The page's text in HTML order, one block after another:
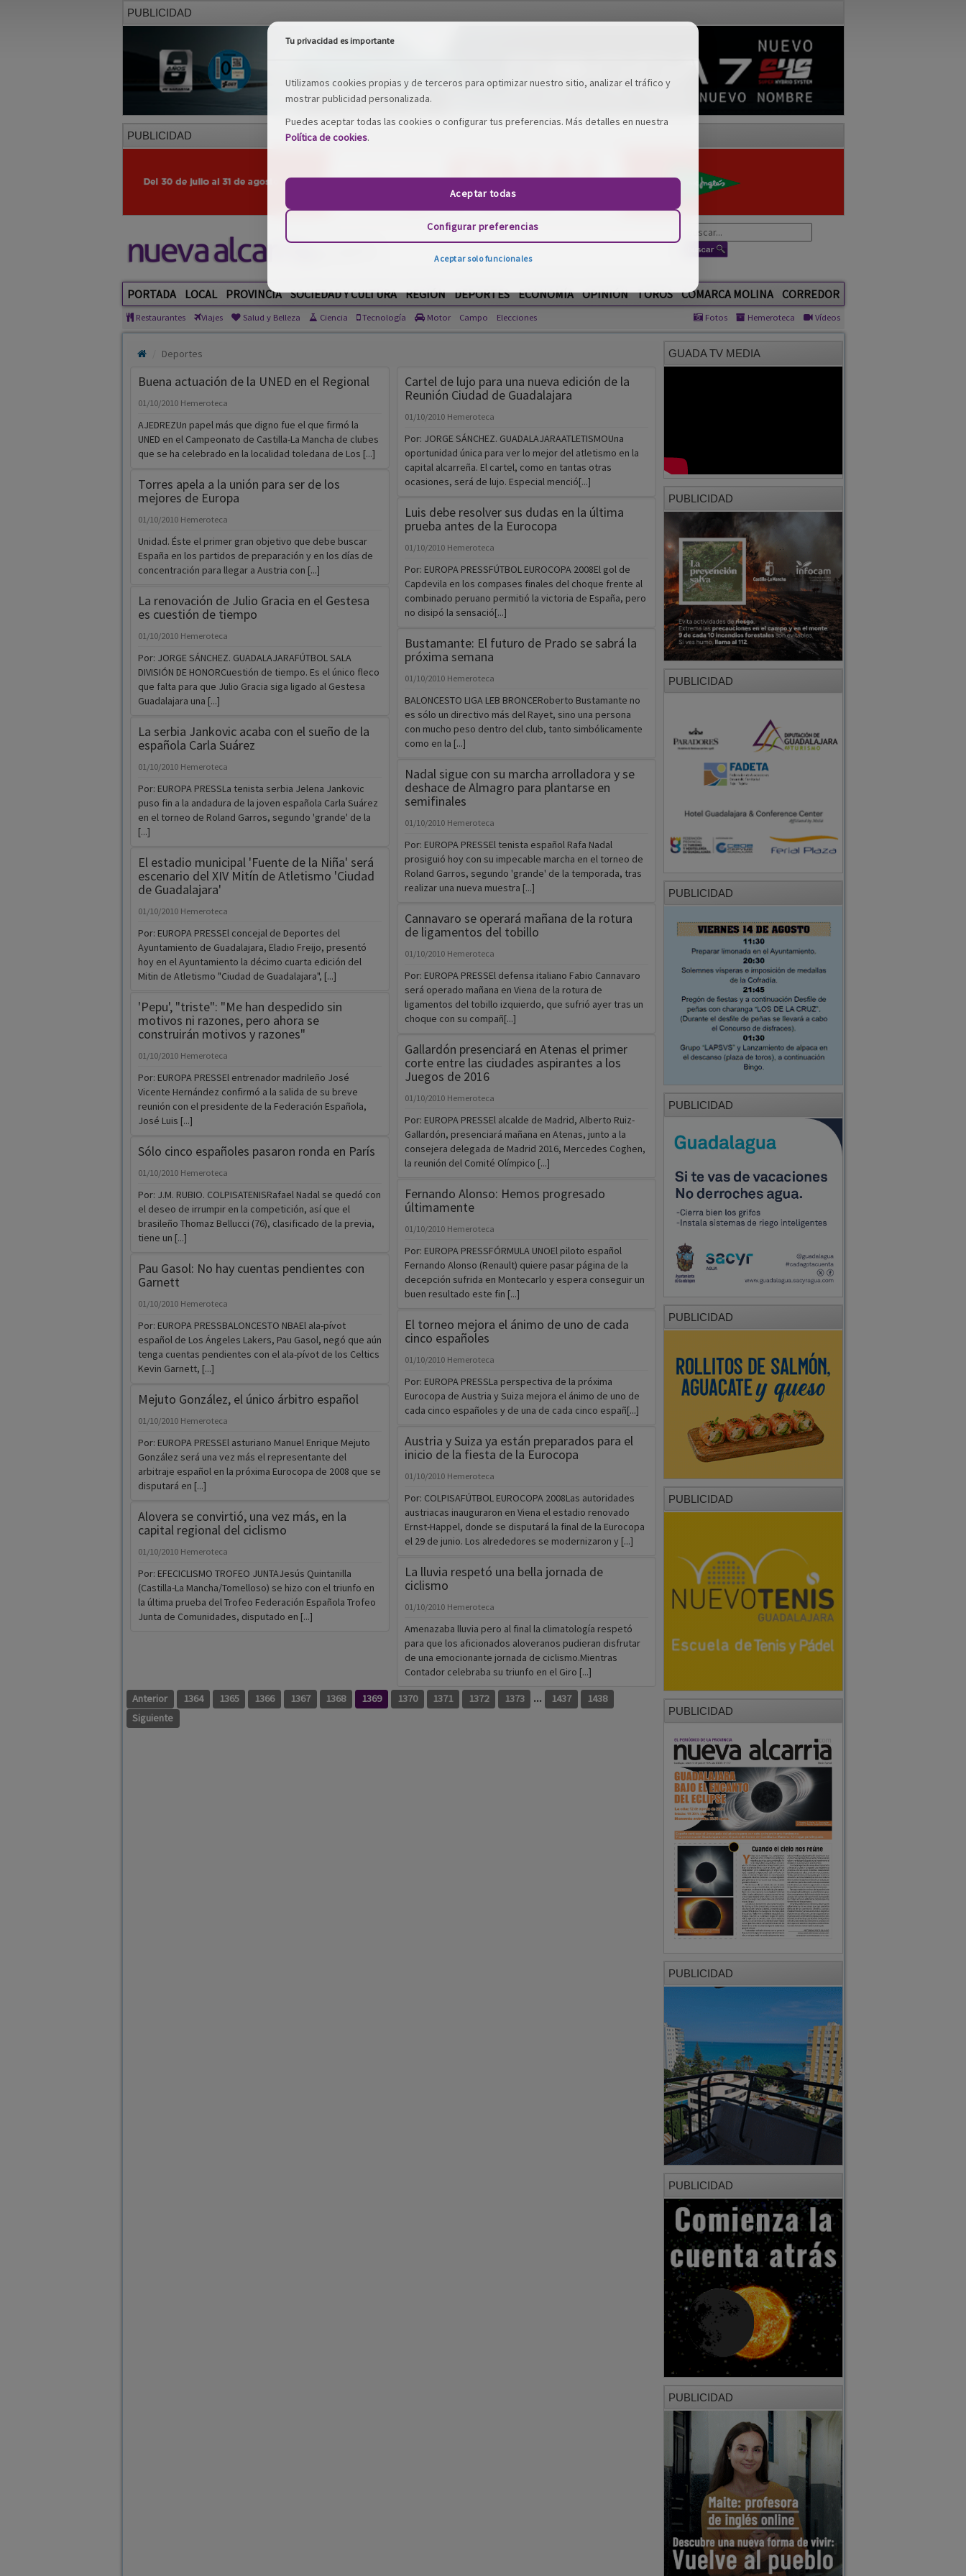
PUBLICIDAD
PUBLICIDAD
PORTADA LOCAL PROVINCIA SOCIEDAD Y CULTURA REGIÓN DEPORTES ECONOMÍA OPINIÓN TOROS COMARCA MOLINA CORREDOR
Restaurantes Viajes Salud y Belleza Ciencia Tecnología Motor Campo Elecciones Fotos Hemeroteca Vídeos
Deportes
Buena actuación de la UNED en el Regional
01/10/2010 Hemeroteca
AJEDREZUn papel más que digno fue el que firmó la
UNED en el Campeonato de Castilla-La Mancha de clubes
que se ha celebrado en la localidad toledana de Los [...]
Torres apela a la unión para ser de los
mejores de Europa
01/10/2010 Hemeroteca
Unidad. Éste el primer gran objetivo que debe buscar
España en los partidos de preparación y en los días de
concentración para llegar a Austria con [...]
La renovación de Julio Gracia en el Gestesa
es cuestión de tiempo
01/10/2010 Hemeroteca
Por: JORGE SÁNCHEZ. GUADALAJARAFÚTBOL SALA
DIVISIÓN DE HONORCuestión de tiempo. Es el único fleco
que falta para que Julio Gracia siga ligado al Gestesa
Guadalajara una [...]
La serbia Jankovic acaba con el sueño de la
española Carla Suárez
01/10/2010 Hemeroteca
Por: EUROPA PRESSLa tenista serbia Jelena Jankovic
puso fin a la andadura de la joven española Carla Suárez
en el torneo de Roland Garros, segundo 'grande' de la
[...]
El estadio municipal 'Fuente de la Niña' será
escenario del XIV Mitín de Atletismo 'Ciudad
de Guadalajara'
01/10/2010 Hemeroteca
Por: EUROPA PRESSEl concejal de Deportes del
Ayuntamiento de Guadalajara, Eladio Freijo, presentó
hoy en el Ayuntamiento la décimo cuarta edición del
Mitin de Atletismo "Ciudad de Guadalajara", [...]
'Pepu', "triste": "Me han despedido sin
motivos ni razones, pero ahora se
construirán motivos y razones"
01/10/2010 Hemeroteca
Por: EUROPA PRESSEl entrenador madrileño José
Vicente Hernández confirmó a la salida de su breve
reunión con el presidente de la Federación Española,
José Luis [...]
Sólo cinco españoles pasaron ronda en París
01/10/2010 Hemeroteca
Por: J.M. RUBIO. COLPISATENISRafael Nadal se quedó con
el deseo de irrumpir en la competición, así que el
brasileño Thomaz Bellucci (76), clasificado de la previa,
tiene un [...]
Pau Gasol: No hay cuentas pendientes con
Garnett
01/10/2010 Hemeroteca
Por: EUROPA PRESSBALONCESTO NBAEl ala-pívot
español de Los Ángeles Lakers, Pau Gasol, negó que aún
tenga cuentas pendientes con el ala-pívot de los Celtics
Kevin Garnett, [...]
Mejuto González, el único árbitro español
01/10/2010 Hemeroteca
Por: EUROPA PRESSEl asturiano Manuel Enrique Mejuto
González será una vez más el representante del
arbitraje español en la próxima Eurocopa de 2008 que se
disputará en [...]
Alovera se convirtió, una vez más, en la
capital regional del ciclismo
01/10/2010 Hemeroteca
Por: EFECICLISMO TROFEO JUNTAJesús Quintanilla
(Castilla-La Mancha/Tomelloso) se hizo con el triunfo en
la última prueba del Trofeo Federación Española Trofeo
Junta de Comunidades, disputado en [...]
Cartel de lujo para una nueva edición de la
Reunión Ciudad de Guadalajara
01/10/2010 Hemeroteca
Por: JORGE SÁNCHEZ. GUADALAJARAATLETISMOUna
oportunidad única para ver lo mejor del atletismo en la
capital alcarreña. El cartel, como en tantas otras
ocasiones, será de lujo. Especial menció[...]
Luis debe resolver sus dudas en la última
prueba antes de la Eurocopa
01/10/2010 Hemeroteca
Por: EUROPA PRESSFÚTBOL EUROCOPA 2008El gol de
Capdevila en los compases finales del choque frente al
combinado peruano permitió la victoria de España, pero
no disipó la sensació[...]
Bustamante: El futuro de Prado se sabrá la
próxima semana
01/10/2010 Hemeroteca
BALONCESTO LIGA LEB BRONCERoberto Bustamante no
es sólo un directivo más del Rayet, sino una persona
con mucho peso dentro del club, tanto simbólicamente
como en la [...]
Nadal sigue con su marcha arrolladora y se
deshace de Almagro para plantarse en
semifinales
01/10/2010 Hemeroteca
Por: EUROPA PRESSEl tenista español Rafa Nadal
prosiguió hoy con su impecable marcha en el torneo de
Roland Garros, segundo 'grande' de la temporada, tras
realizar una nueva muestra [...]
Cannavaro se operará mañana de la rotura
de ligamentos del tobillo
01/10/2010 Hemeroteca
Por: EUROPA PRESSEl defensa italiano Fabio Cannavaro
será operado mañana en Viena de la rotura de
ligamentos del tobillo izquierdo, que sufrió ayer tras un
choque con su compañ[...]
Gallardón presenciará en Atenas el primer
corte entre las ciudades aspirantes a los
Juegos de 2016
01/10/2010 Hemeroteca
Por: EUROPA PRESSEl alcalde de Madrid, Alberto Ruiz-
Gallardón, presenciará mañana en Atenas, junto a la
consejera delegada de Madrid 2016, Mercedes Coghen,
la reunión del Comité Olímpico [...]
Fernando Alonso: Hemos progresado
últimamente
01/10/2010 Hemeroteca
Por: EUROPA PRESSFÓRMULA UNOEl piloto español
Fernando Alonso (Renault) quiere pasar página de la
decepción sufrida en Montecarlo y espera conseguir un
buen resultado este fin [...]
El torneo mejora el ánimo de uno de cada
cinco españoles
01/10/2010 Hemeroteca
Por: EUROPA PRESSLa perspectiva de la próxima
Eurocopa de Austria y Suiza mejora el ánimo de uno de
cada cinco españoles y de una de cada cinco españ[...]
Austria y Suiza ya están preparados para el
inicio de la fiesta de la Eurocopa
01/10/2010 Hemeroteca
Por: COLPISAFÚTBOL EUROCOPA 2008Las autoridades
austriacas inauguraron en Viena el estadio renovado
Ernst-Happel, donde se disputará la final de la Eurocopa
el 29 de junio. Los alrededores se modernizaron y [...]
La lluvia respetó una bella jornada de
ciclismo
01/10/2010 Hemeroteca
Amenazaba lluvia pero al final la climatología respetó
para que los aficionados aloveranos pudieran disfrutar
de una emocionante jornada de ciclismo.Mientras
Contador celebraba su triunfo en el Giro [...]
Anterior 1364 1365 1366 1367 1368 1369 1370 1371 1372 1373 ... 1437
1438
Siguiente
GUADA TV MEDIA
PUBLICIDAD
PUBLICIDAD
PUBLICIDAD
PUBLICIDAD
PUBLICIDAD
PUBLICIDAD
PUBLICIDAD
PUBLICIDAD
PUBLICIDAD
PUBLICIDAD
Tu privacidad es importante
Utilizamos cookies propias y de terceros para optimizar nuestro sitio, analizar el tráfico y
mostrar publicidad personalizada.
Puedes aceptar todas las cookies o configurar tus preferencias. Más detalles en nuestra
Política de cookies.
Aceptar todas
Configurar preferencias
Aceptar solo funcionales